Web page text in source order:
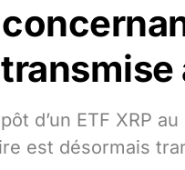
d’un ETF XRP
est désormais